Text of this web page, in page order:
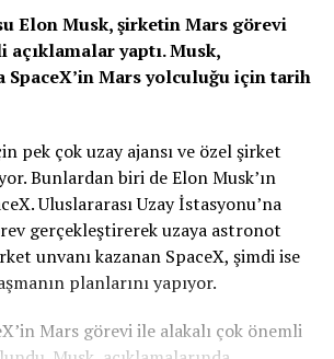
Elon Musk, şirketin Mars görevi
açıklamalar yaptı. Musk,
SpaceX’in Mars yolculuğu için tarih
pek çok uzay ajansı ve özel şirket
Bunlardan biri de Elon Musk’ın
Uluslararası Uzay İstasyonu’na
gerçekleştirerek uzaya astronot
unvanı kazanan SpaceX, şimdi ise
planlarını yapıyor.
Mars görevi ile alakalı çok önemli